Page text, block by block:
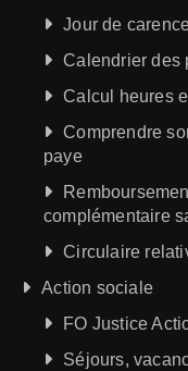
Jour de
Calendrier des
Calcul heures
Comprendre
paye
complémentaire
Circulaire
Action sociale
FO Justice
Séjours,